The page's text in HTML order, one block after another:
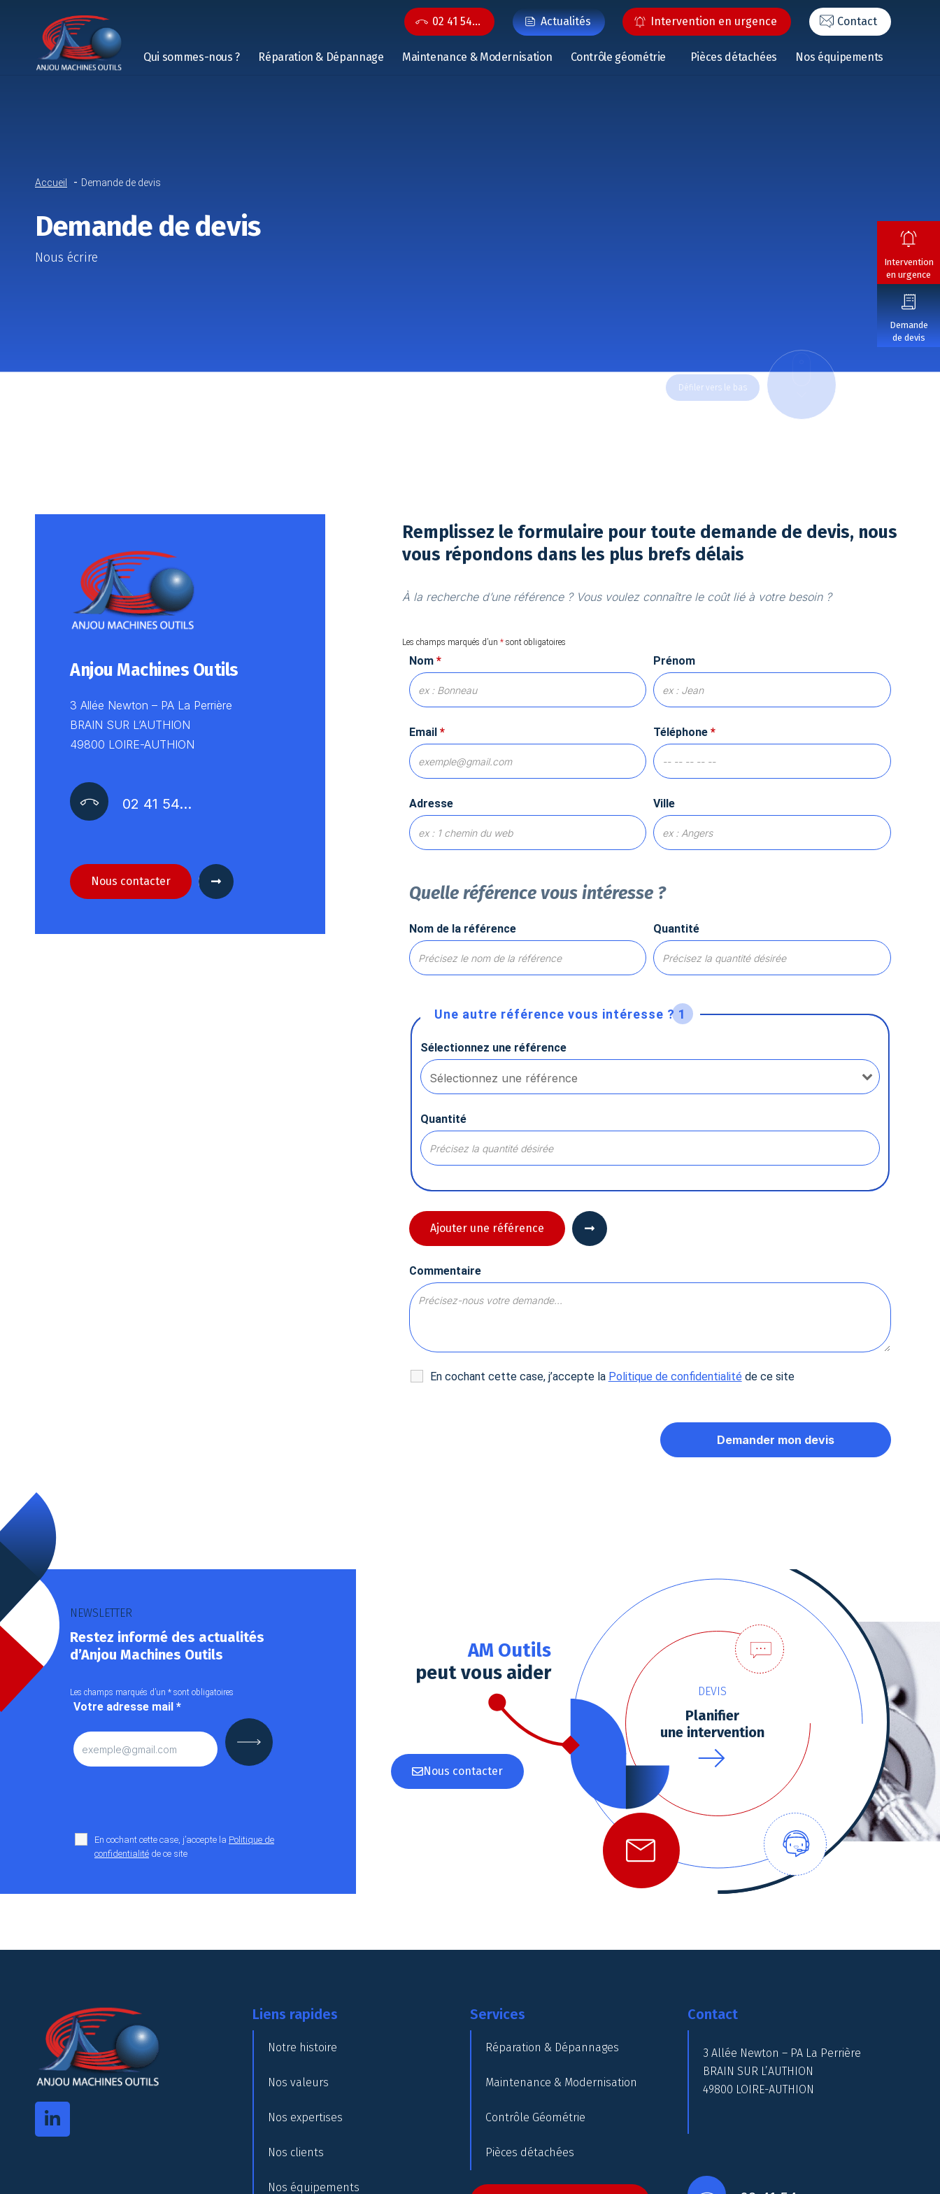
Plateforme de Gestion du Consentement : Personnalisez vos Options
Notre plateforme vous permet d'adapter et de gérer vos paramètres de confidentialité, en garantissant la conformité avec
02 41 54… Actualités Intervention en urgence Contact
Qui sommes-nous ? Réparation & Dépannage Maintenance & Modernisation Contrôle géométrie Pièces détachées Nos équipements
Intervention
en urgence
Demande
de devis
Accueil Demande de devis
Demande de devis
Nous écrire
Anjou Machines Outils
3 Allée Newton – PA La Perrière
BRAIN SUR L’AUTHION
49800 LOIRE-AUTHION
02 41 54…
Nous contacter
Remplissez le formulaire pour toute demande de devis, nous
vous répondons dans les plus brefs délais
À la recherche d’une référence ? Vous voulez connaître le coût lié à votre besoin ?
Les champs marqués d’un *sont obligatoires
Nom * Prénom
Email * Téléphone*
Adresse Ville
Quelle référence vous intéresse ?
Nom de la référence Quantité
Une autre référence vous intéresse ? 1
Sélectionnez une référence
Quantité
Ajouter une référence
Commentaire
En cochant cette case, j’accepte la Politique de confidentialité de ce site
NEWSLETTER
Restez informé des actualités
d’Anjou Machines Outils
Les champs marqués d’un * sont obligatoires
Votre adresse mail *
En cochant cette case, j’accepte la Politique de
confidentialité de ce site
AM Outils
peut vous aider
Nous contacter
DEVIS
Planifier
une intervention
Liens rapides
Notre histoire
Nos valeurs
Nos expertises
Nos clients
Nos équipements
Services
Réparation & Dépannages
Maintenance & Modernisation
Contrôle Géométrie
Pièces détachées
Contact
3 Allée Newton – PA La Perrière
BRAIN SUR L’AUTHION
49800 LOIRE-AUTHION